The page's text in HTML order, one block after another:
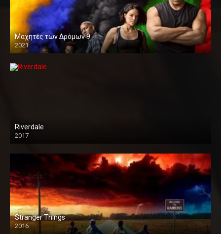
Μαχητές των Δρόμων 9
2021
Riverdale
2017
Stranger Things
2016